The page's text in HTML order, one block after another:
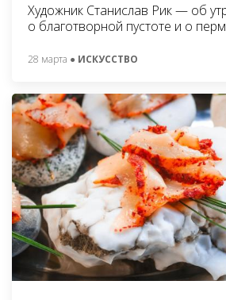
Художник Станислав Рик — об
о благотворной пустоте и о
28 марта ● ИСКУССТВО